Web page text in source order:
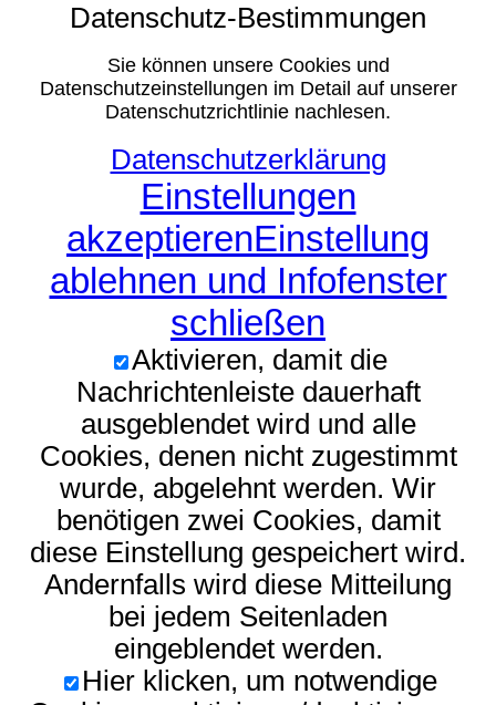
Datenschutz-Bestimmungen
Sie können unsere Cookies und
Datenschutzeinstellungen im Detail auf unserer
Datenschutzrichtlinie nachlesen.
Datenschutzerklärung
Einstellungen
akzeptierenEinstellung
ablehnen und Infofenster
schließen
Aktivieren, damit die
Nachrichtenleiste dauerhaft
ausgeblendet wird und alle
Cookies, denen nicht zugestimmt
wurde, abgelehnt werden. Wir
benötigen zwei Cookies, damit
diese Einstellung gespeichert wird.
Andernfalls wird diese Mitteilung
bei jedem Seitenladen
eingeblendet werden.
Hier klicken, um notwendige